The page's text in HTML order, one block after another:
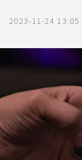
2023-11-24 13:05